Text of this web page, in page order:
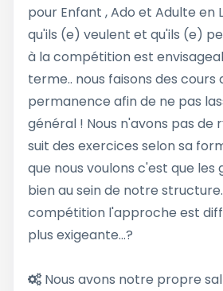
pour Enfant , Ado et Adulte en
qu'ils (e) veulent et qu'ils (e)
à la compétition est
terme.. nous faisons des cours
permanence afin de ne pas
général ! Nous n'avons pas de
suit des exercices selon sa
que nous voulons c'est que les
bien au sein de notre
compétition l'approche est
plus exigeante...?
Nous avons notre propre